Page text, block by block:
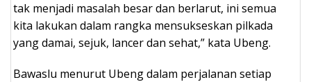
tak menjadi masalah besar dan berlarut, ini semua
kita lakukan dalam rangka mensukseskan pilkada
yang damai, sejuk, lancer dan sehat,” kata Ubeng.
Bawaslu menurut Ubeng dalam perjalanan setiap